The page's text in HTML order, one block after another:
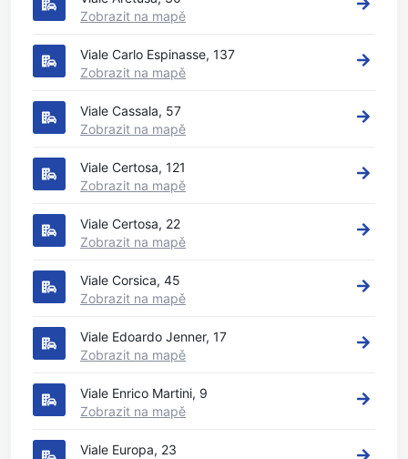
Zobrazit na mapě
Viale Carlo Espinasse, 137
Zobrazit na mapě
Viale Cassala, 57
Zobrazit na mapě
Viale Certosa, 121
Zobrazit na mapě
Viale Certosa, 22
Zobrazit na mapě
Viale Corsica, 45
Zobrazit na mapě
Viale Edoardo Jenner, 17
Zobrazit na mapě
Viale Enrico Martini, 9
Zobrazit na mapě
Viale Europa, 23